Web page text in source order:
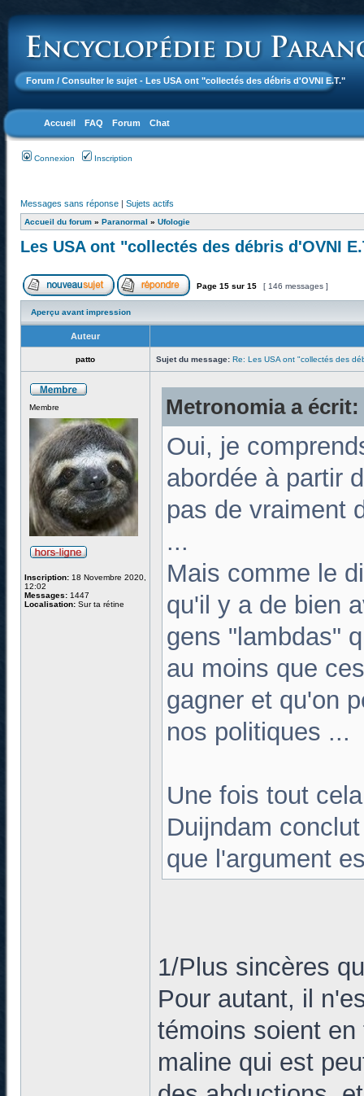
Forum / Consulter le sujet - Les USA ont "collectés des débris d'OVNI E.T."
Accueil FAQ Forum Chat
Connexion Inscription
Messages sans réponse | Sujets actifs
Accueil du forum » Paranormal » Ufologie
Les USA ont "collectés des débris d'OVNI
Page 15 sur 15 [ 146 messages ]
Aperçu avant impression
Auteur
patto Sujet du message: Re: Les USA ont "collectés des
Membre
Inscription: 18 Novembre 2020,
12:02
Messages: 1447
Localisation: Sur ta rétine
Metronomia a écrit:
Oui, je
abordée à partir
pas de vraiment
...
Mais comme le
qu'il y a de bien
gens "lambdas"
au moins que
gagner et qu'on
nos politiques ...
Une fois tout
Duijndam
que l'argument
1/Plus sincères
Pour autant, il
témoins soient
maline qui est